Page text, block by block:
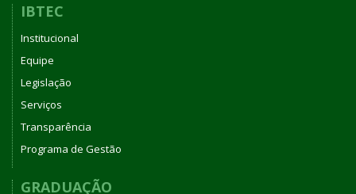
IBTEC
Institucional
Equipe
Legislação
Serviços
Transparência
Programa de Gestão
GRADUAÇÃO